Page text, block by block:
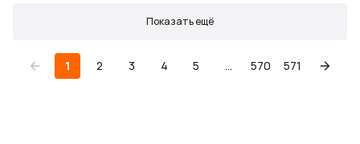
Показать ещё
1 2 3 4 5 ... 570 571